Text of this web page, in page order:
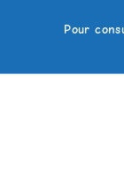
Pour